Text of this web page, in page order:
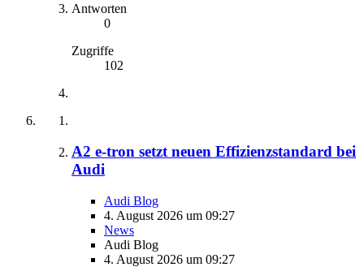
Antworten
0
Zugriffe
102
A2 e-tron setzt neuen Effizienzstandard bei
Audi
Audi Blog
4. August 2026 um 09:27
News
Audi Blog
4. August 2026 um 09:27